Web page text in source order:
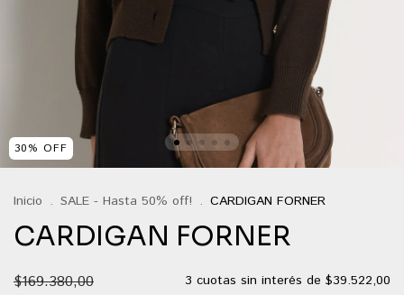
30% OFF
Inicio . SALE - Hasta 50% off! . CARDIGAN FORNER
CARDIGAN FORNER
$169.380,00
3 cuotas sin interés de $39.522,00